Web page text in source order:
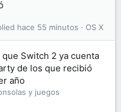
OS X
hace 55 minutos
Switch 2 ya cuenta
de los que recibió
año
y juegos